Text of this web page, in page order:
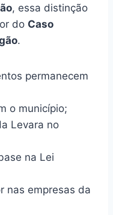
, essa distinção
do Caso
.
permanecem
o município;
Levara no
na Lei
nas empresas da